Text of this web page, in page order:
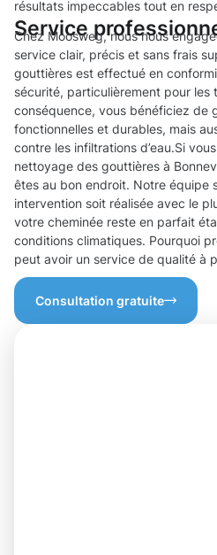
résultats impeccables tout en
Service
Chez Moosweg, nous nous
service clair, précis et sans frais
gouttières est effectué en
sécurité, particulièrement pour les
conséquence, vous bénéficiez de
fonctionnelles et durables, mais
contre les infiltrations d’eau.Si
nettoyage des gouttières à
êtes au bon endroit. Notre équipe
intervention soit réalisée avec le
votre cheminée reste en parfait
conditions climatiques. Pourquoi
peut avoir un service de qualité à
Consultation gratuite